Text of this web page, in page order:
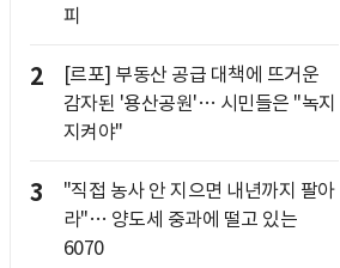
피
2
[르포] 부동산 공급 대책에 뜨거운
감자된 '용산공원'… 시민들은 "녹지
지켜야"
3
"직접 농사 안 지으면 내년까지 팔아
라"… 양도세 중과에 떨고 있는
6070